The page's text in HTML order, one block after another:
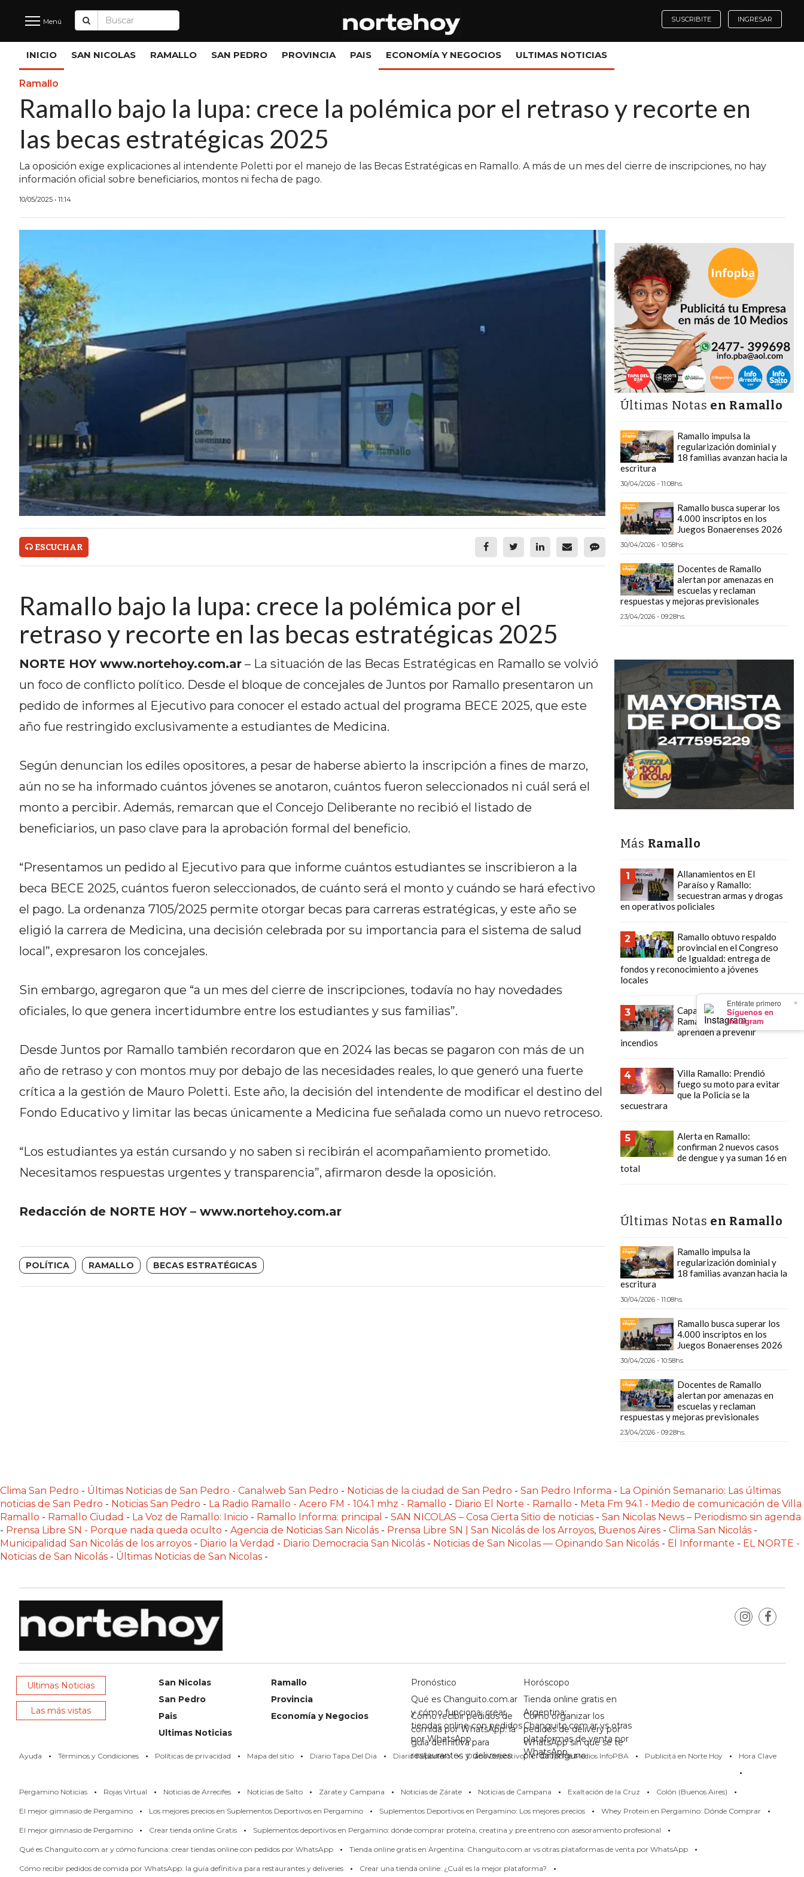
×
Entérate primero
Síguenos en
Instagram
Últimas
Noticias
INICIO
NOTICIAS RECIENTES
SAN NICOLAS
PAIS
ECONOMÍA Y NEGOCIOS
ULTIMAS NOTICIAS
TEMAS DESTACADOS
TECNOLOGÍA
SERVICIOS
PRONÓSTICO
HORÓSCOPO
QUÉ ES
CHANGUITO.COM.AR Y CÓMO
FUNCIONA: CREAR TIENDAS
ONLINE CON PEDIDOS POR
WHATSAPP
ARGENTINA:
CHANGUITO.COM.AR VS OTRAS
PLATAFORMAS DE VENTA POR
WHATSAPP
CÓMO RECIBIR PEDIDOS
DE COMIDA POR WHATSAPP:
LA GUÍA DEFINITIVA PARA
RESTAURANTES Y DELIVERIES
CÓMO ORGANIZAR LOS
PEDIDOS DE DELIVERY POR
AYUDA
Y
PRIVACIDAD
MAPA
DEL
DIARIO
DEL
DIARIO
GRUPO
DE
DE
ARRECIFES
NOTICIAS
DE
SALTO
Y
CAMPANA
NOTICIAS
DE
ZÁRATE
DE
CAMPANA
(BUENOS
AIRES)
EL
MEJOR
Menú SUSCRIBITE INGRESAR
INICIO SAN NICOLAS RAMALLO SAN PEDRO PROVINCIA PAIS ECONOMÍA Y NEGOCIOS ULTIMAS NOTICIAS
Ramallo
Ramallo bajo la lupa: crece la polémica por el retraso y recorte en
las becas estratégicas 2025
La oposición exige explicaciones al intendente Poletti por el manejo de las Becas Estratégicas en Ramallo. A más de un mes del cierre de inscripciones, no hay
información oficial sobre beneficiarios, montos ni fecha de pago.
10/05/2025 • 11:14
ESCUCHAR
Ramallo bajo la lupa: crece la polémica por el
retraso y recorte en las becas estratégicas 2025
NORTE HOY www.nortehoy.com.ar– La situación de las Becas Estratégicas en Ramallo se volvió
un foco de conflicto político. Desde el bloque de concejales de Juntos por Ramallo presentaron un
pedido de informes al Ejecutivo para conocer el estado actual del programa BECE 2025, que este
año fue restringido exclusivamente a estudiantes de Medicina.
Según denuncian los ediles opositores, a pesar de haberse abierto la inscripción a fines de marzo,
aún no se ha informado cuántos jóvenes se anotaron, cuántos fueron seleccionados ni cuál será el
monto a percibir. Además, remarcan que el Concejo Deliberante no recibió el listado de
beneficiarios, un paso clave para la aprobación formal del beneficio.
“Presentamos un pedido al Ejecutivo para que informe cuántos estudiantes se inscribieron a la
beca BECE 2025, cuántos fueron seleccionados, de cuánto será el monto y cuándo se hará efectivo
el pago. La ordenanza 7105/2025 permite otorgar becas para carreras estratégicas, y este año se
eligió la carrera de Medicina, una decisión celebrada por su importancia para el sistema de salud
local”, expresaron los concejales.
Sin embargo, agregaron que “a un mes del cierre de inscripciones, todavía no hay novedades
oficiales, lo que genera incertidumbre entre los estudiantes y sus familias”.
Desde Juntos por Ramallo también recordaron que en 2024 las becas se pagaron con más de un
año de retraso y con montos muy por debajo de las necesidades reales, lo que generó una fuerte
crítica a la gestión de Mauro Poletti. Este año, la decisión del intendente de modificar el destino del
Fondo Educativo y limitar las becas únicamente a Medicina fue señalada como un nuevo retroceso.
“Los estudiantes ya están cursando y no saben si recibirán el acompañamiento prometido.
Necesitamos respuestas urgentes y transparencia”, afirmaron desde la oposición.
Redacción de NORTE HOY – www.nortehoy.com.ar
POLÍTICA RAMALLO BECAS ESTRATÉGICAS
Últimas Notas en Ramallo
Ramallo impulsa la
regularización dominial y
18 familias avanzan hacia la
escritura
30/04/2026 - 11:08hs.
Ramallo busca superar los
4.000 inscriptos en los
Juegos Bonaerenses 2026
30/04/2026 - 10:58hs.
Docentes de Ramallo
alertan por amenazas en
escuelas y reclaman
respuestas y mejoras previsionales
23/04/2026 - 09:28hs.
Más Ramallo
1
Allanamientos en El
Paraíso y Ramallo:
secuestran armas y drogas
en operativos policiales
2
Ramallo obtuvo respaldo
provincial en el Congreso
de Igualdad: entrega de
fondos y reconocimiento a jóvenes
locales
3
Capacitación en Villa
Ramallo: Los chicos
aprenden a prevenir
incendios
4
Villa Ramallo: Prendió
fuego su moto para evitar
que la Policía se la
secuestrara
5
Alerta en Ramallo:
confirman 2 nuevos casos
de dengue y ya suman 16 en
total
Últimas Notas en Ramallo
Ramallo impulsa la
regularización dominial y
18 familias avanzan hacia la
escritura
30/04/2026 - 11:08hs.
Ramallo busca superar los
4.000 inscriptos en los
Juegos Bonaerenses 2026
30/04/2026 - 10:58hs.
Docentes de Ramallo
alertan por amenazas en
escuelas y reclaman
respuestas y mejoras previsionales
23/04/2026 - 09:28hs.
Clima San Pedro - Últimas Noticias de San Pedro - Canalweb San Pedro - Noticias de la ciudad de San Pedro - San Pedro Informa - La Opinión Semanario: Las últimas
noticias de San Pedro - Noticias San Pedro - La Radio Ramallo - Acero FM - 104.1 mhz - Ramallo - Diario El Norte - Ramallo - Meta Fm 94.1 - Medio de comunicación de Villa
Ramallo - Ramallo Ciudad - La Voz de Ramallo: Inicio - Ramallo Informa: principal - SAN NICOLAS – Cosa Cierta Sitio de noticias - San Nicolas News – Periodismo sin agenda
- Prensa Libre SN - Porque nada queda oculto - Agencia de Noticias San Nicolás - Prensa Libre SN | San Nicolás de los Arroyos, Buenos Aires - Clima San Nicolás -
Municipalidad San Nicolás de los arroyos - Diario la Verdad - Diario Democracia San Nicolás - Noticias de San Nicolas — Opinando San Nicolás - El Informante - EL NORTE -
Noticias de San Nicolás - Últimas Noticias de San Nicolas -
Ultimas Noticias
Las más vistas
San Nicolas
Ramallo
San Pedro
Provincia
Pais
Economía y Negocios
Ultimas Noticias
Pronóstico
Horóscopo
Qué es Changuito.com.ar
y cómo funciona: crear
tiendas online con pedidos
por WhatsApp
Tienda online gratis en
Argentina:
Changuito.com.ar vs otras
plataformas de venta por
WhatsApp
Cómo recibir pedidos de
comida por WhatsApp: la
guía definitiva para
restaurantes y deliveries
Cómo organizar los
pedidos de delivery por
WhatsApp sin que se te
pierda ninguno
Ayuda · Términos y Condiciones · Políticas de privacidad · Mapa del sitio · Diario Tapa Del Dia · Diario Reportero · Diario Deportivo · Grupo de Medios InfoPBA · Publicitá en Norte Hoy · Hora Clave
·
Pergamino Noticias · Rojas Virtual · Noticias de Arrecifes · Noticias de Salto · Zárate y Campana · Noticias de Zárate · Noticias de Campana · Exaltación de la Cruz · Colón (Buenos Aires) ·
El mejor gimnasio de Pergamino · Los mejores precios en Suplementos Deportivos en Pergamino · Suplementos Deportivos en Pergamino: Los mejores precios · Whey Protein en Pergamino: Dónde Comprar ·
El mejor gimnasio de Pergamino · Crear tienda online Gratis · Suplementos deportivos en Pergamino: dónde comprar proteína, creatina y pre entreno con asesoramiento profesional ·
Qué es Changuito.com.ar y cómo funciona: crear tiendas online con pedidos por WhatsApp · Tienda online gratis en Argentina: Changuito.com.ar vs otras plataformas de venta por WhatsApp ·
Cómo recibir pedidos de comida por WhatsApp: la guía definitiva para restaurantes y deliveries · Crear una tienda online: ¿Cuál es la mejor plataforma?
·